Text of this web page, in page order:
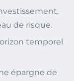
de risque.
temporel
épargne de